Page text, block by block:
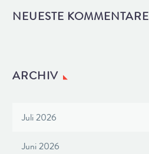
NEUESTE KOMMENTARE
ARCHIV
Juli 2026
Juni 2026